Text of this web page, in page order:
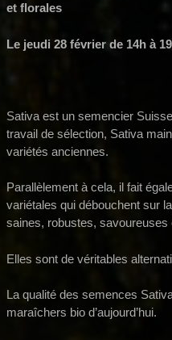
et florales
Le jeudi 28 février de 14h à
Sativa est un semencier
travail de sélection, Sativa
variétés anciennes.
Parallèlement à cela, il fait
variétales qui débouchent sur
saines, robustes, savoureuses
Elles sont de véritables
La qualité des semences
maraîchers bio d’aujourd’hui.